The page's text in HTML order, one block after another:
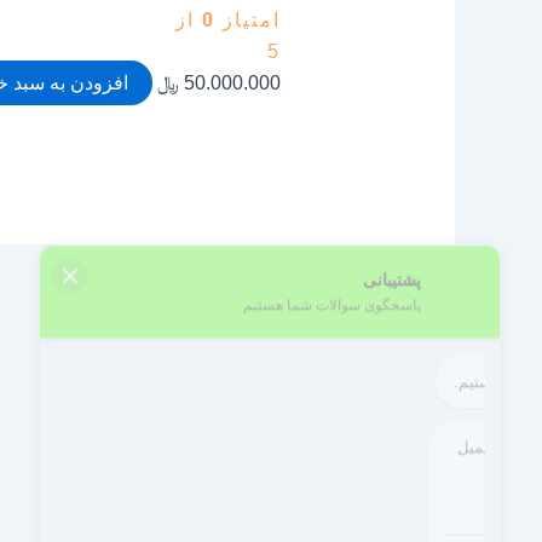
امتیاز 0 از
5
50.000.000 ﷼ افزودن به سبد